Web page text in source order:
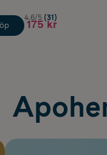
4.6/5 (31)
175 kr